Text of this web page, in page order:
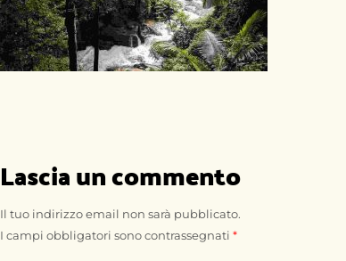
Lascia un commento
Il tuo indirizzo email non sarà pubblicato.
I campi obbligatori sono contrassegnati *